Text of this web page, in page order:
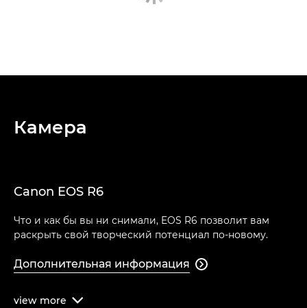
Камера
Canon EOS R6
Что и как бы вы ни снимали, EOS R6 позволит вам
раскрыть свой творческий потенциал по-новому.
Дополнительная информация 
view more 